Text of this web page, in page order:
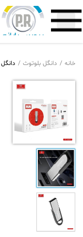
خانه دانگل بلوتوث دانگل USB بلوتوثی ماشین ارلدام مدل M73